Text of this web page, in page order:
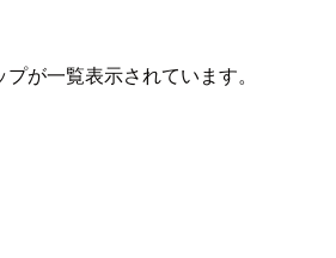
が一覧表示されています。